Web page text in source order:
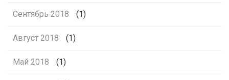
Сентябрь 2018 (1)
Август 2018 (1)
Май 2018 (1)